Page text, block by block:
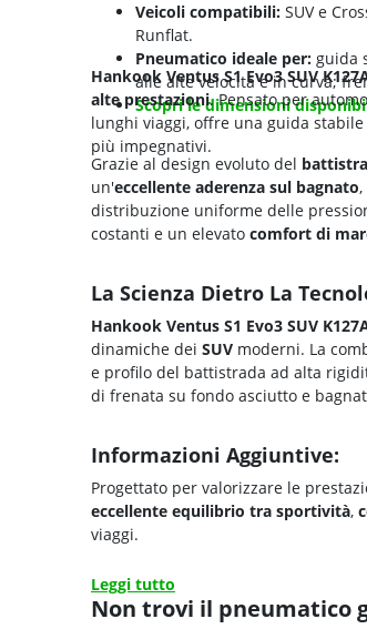
Veicoli compatibili: SUV e
Runflat.
Pneumatico ideale per: guida
alle alte velocità e in curva;
Scopri le dimensioni
Hankook Ventus S1 Evo3 SUV
alte prestazioni. Pensato per
lunghi viaggi, offre una guida
più impegnativi.
Grazie al design evoluto del
un'eccellente aderenza sul bagnato
distribuzione uniforme delle
costanti e un elevato comfort di
La Scienza Dietro La
Hankook Ventus S1 Evo3 SUV
dinamiche dei SUV moderni. La
e profilo del battistrada ad alta
di frenata su fondo asciutto e
Informazioni Aggiuntive:
Progettato per valorizzare le
eccellente equilibrio tra sportività,
viaggi.
Leggi tutto
Non trovi il pneumatico